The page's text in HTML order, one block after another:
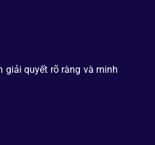
giải quyết rõ ràng và minh